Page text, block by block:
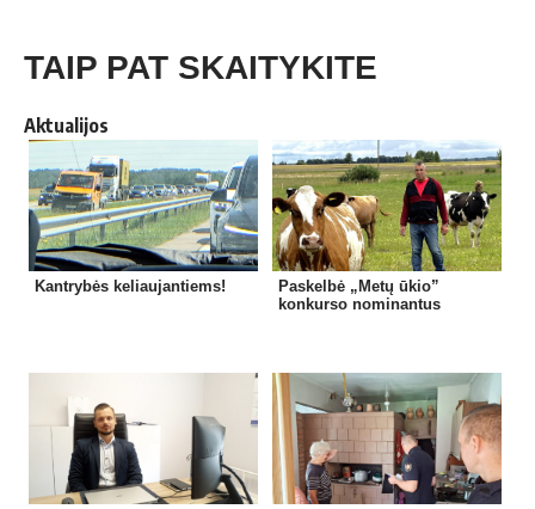
TAIP PAT SKAITYKITE
Aktualijos
Kantrybės keliaujantiems!
Paskelbė „Metų ūkio”
konkurso nominantus